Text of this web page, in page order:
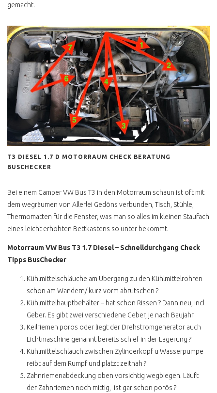
BERATUNG
WERTANLAGE
VW BUS T4
T4 ANZEIGE UND
REALITÄT
VW BUS T4 INSTA HYPE
CALIFORNIA EXCLUSIV
WESTFALIA
KLAPPDACHCAMPER
CALIFORNIA COACH
FALTDACH
CALIFORNIA 2.4 D
CALIFORNIA FAKE
CALIFORNIA FAKE
MULTIVAN SERIE 1
MULTIVAN 2.4 DIESEL
AUTOMATIK
MULTIVAN SERIE 2
MULTIVAN TÜV NEU
gemacht.
T3 DIESEL 1.7 D MOTORRAUM CHECK BERATUNG
BUSCHECKER
Bei einem Camper VW Bus T3 in den Motorraum schaun ist oft mit
dem wegräumen von Allerlei Gedöns verbunden, Tisch, Stühle,
Thermomatten für die Fenster, was man so alles im kleinen Staufach
eines leicht erhöhten Bettkastens so unter bekommt.
Motorraum VW Bus T3 1.7 Diesel – Schnelldurchgang Check
Tipps BusChecker
Kühlmittelschläuche am Übergang zu den Kühlmittelrohren
schon am Wandern/ kurz vorm abrutschen ?
Kühlmittelhauptbehälter – hat schon Rissen ? Dann neu, incl
Geber. Es gibt zwei verschiedene Geber, je nach Baujahr.
Keilriemen porös oder liegt der Drehstromgenerator auch
Lichtmaschine genannt bereits schief in der Lagerung ?
Kühlmittelschlauch zwischen Zylinderkopf u Wasserpumpe
reibt auf dem Rumpf und platzt zeitnah ?
Zahnriemenabdeckung oben vorsichtig wegbiegen. Läuft
der Zahnriemen noch mittig, ist gar schon porös ?